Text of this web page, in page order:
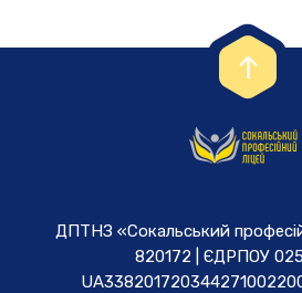
ДПТНЗ «Сокальський
820172 | ЄДРПОУ